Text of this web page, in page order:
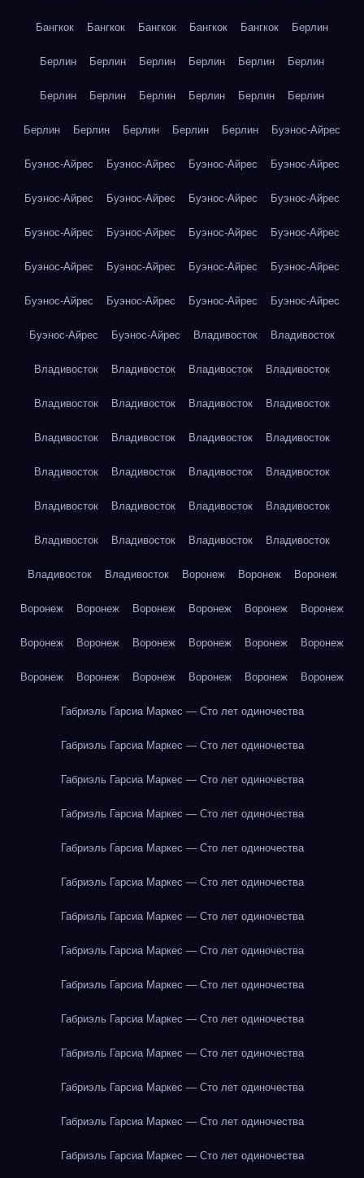
Бангкок Бангкок Бангкок Бангкок Бангкок Берлин
Берлин Берлин Берлин Берлин Берлин Берлин
Берлин Берлин Берлин Берлин Берлин Берлин
Берлин Берлин Берлин Берлин Берлин Буэнос-Айрес
Буэнос-Айрес Буэнос-Айрес Буэнос-Айрес Буэнос-Айрес
Буэнос-Айрес Буэнос-Айрес Буэнос-Айрес Буэнос-Айрес
Буэнос-Айрес Буэнос-Айрес Буэнос-Айрес Буэнос-Айрес
Буэнос-Айрес Буэнос-Айрес Буэнос-Айрес Буэнос-Айрес
Буэнос-Айрес Буэнос-Айрес Буэнос-Айрес Буэнос-Айрес
Буэнос-Айрес Буэнос-Айрес Владивосток Владивосток
Владивосток Владивосток Владивосток Владивосток
Владивосток Владивосток Владивосток Владивосток
Владивосток Владивосток Владивосток Владивосток
Владивосток Владивосток Владивосток Владивосток
Владивосток Владивосток Владивосток Владивосток
Владивосток Владивосток Владивосток Владивосток
Владивосток Владивосток Воронеж Воронеж Воронеж
Воронеж Воронеж Воронеж Воронеж Воронеж Воронеж
Воронеж Воронеж Воронеж Воронеж Воронеж Воронеж
Воронеж Воронеж Воронеж Воронеж Воронеж Воронеж
Габриэль Гарсиа Маркес — Сто лет одиночества
Габриэль Гарсиа Маркес — Сто лет одиночества
Габриэль Гарсиа Маркес — Сто лет одиночества
Габриэль Гарсиа Маркес — Сто лет одиночества
Габриэль Гарсиа Маркес — Сто лет одиночества
Габриэль Гарсиа Маркес — Сто лет одиночества
Габриэль Гарсиа Маркес — Сто лет одиночества
Габриэль Гарсиа Маркес — Сто лет одиночества
Габриэль Гарсиа Маркес — Сто лет одиночества
Габриэль Гарсиа Маркес — Сто лет одиночества
Габриэль Гарсиа Маркес — Сто лет одиночества
Габриэль Гарсиа Маркес — Сто лет одиночества
Габриэль Гарсиа Маркес — Сто лет одиночества
Габриэль Гарсиа Маркес — Сто лет одиночества